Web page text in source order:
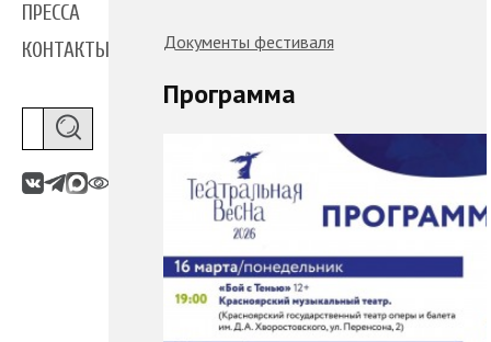
ПРЕССА
КОНТАКТЫ
Документы фестиваля
Программа